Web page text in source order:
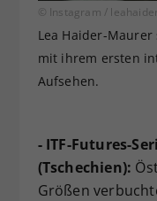
© Instagram /
Lea Haider-
mit ihrem ersten
Aufsehen.
- ITF-Futures-
(Tschechien):
Größen